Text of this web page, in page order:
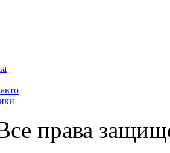
права